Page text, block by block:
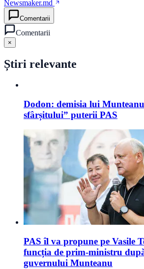
Newsmaker.md
Comentarii
Comentarii
×
Știri relevante
Dodon: demisia lui
sfârșitului” puterii PAS
PAS îl va propune pe Vasile
funcția de prim-ministru
guvernului Munteanu